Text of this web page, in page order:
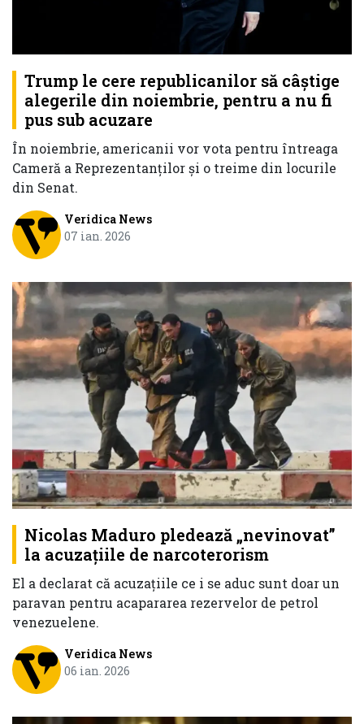
Trump le cere republicanilor să câștige
alegerile din noiembrie, pentru a nu fi
pus sub acuzare
În noiembrie, americanii vor vota pentru întreaga
Cameră a Reprezentanților și o treime din locurile
din Senat.
Veridica News
07 ian. 2026
Nicolas Maduro pledează „nevinovat”
la acuzațiile de narcoterorism
El a declarat că acuzațiile ce i se aduc sunt doar un
paravan pentru acapararea rezervelor de petrol
venezuelene.
Veridica News
06 ian. 2026